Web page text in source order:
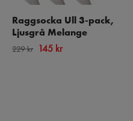
Raggsocka Ull 3-pack,
Ljusgrå Melange
229 kr 145 kr